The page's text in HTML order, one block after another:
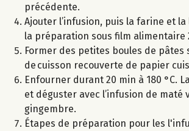
précédente.
Ajouter l’infusion, puis la farine et
la préparation sous film alimentaire
Former des petites boules de pâtes
de cuisson recouverte de papier
Enfourner durant 20 min à 180 °C.
et déguster avec l’infusion de maté
gingembre.
Étapes de préparation pour les